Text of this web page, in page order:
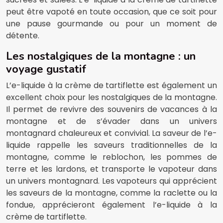
peut être vapoté en toute occasion, que ce soit pour
une pause gourmande ou pour un moment de
détente.
Les nostalgiques de la montagne : un
voyage gustatif
L’e-liquide à la crème de tartiflette est également un
excellent choix pour les nostalgiques de la montagne.
Il permet de revivre des souvenirs de vacances à la
montagne et de s’évader dans un univers
montagnard chaleureux et convivial. La saveur de l’e-
liquide rappelle les saveurs traditionnelles de la
montagne, comme le reblochon, les pommes de
terre et les lardons, et transporte le vapoteur dans
un univers montagnard. Les vapoteurs qui apprécient
les saveurs de la montagne, comme la raclette ou la
fondue, apprécieront également l’e-liquide à la
crème de tartiflette.